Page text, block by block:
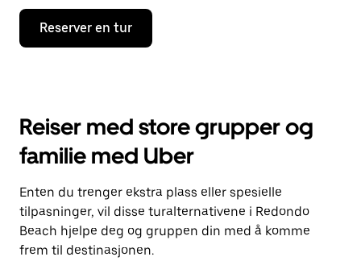
Reserver en tur
Reiser med store grupper og
familie med Uber
Enten du trenger ekstra plass eller spesielle
tilpasninger, vil disse turalternativene i Redondo
Beach hjelpe deg og gruppen din med å komme
frem til destinasjonen.